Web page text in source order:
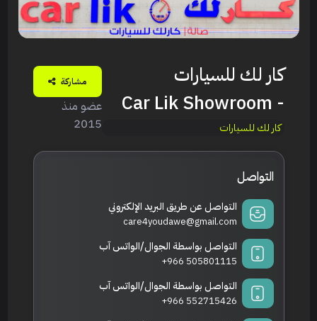
كار لك للسيارات
- Car Lik Showroom
كار لك للسيارات
مشاركة
عضو منذ
2015
التواصل
التواصل عن طريق البريد الإلكتروني
care4youdawe@gmail.com
التواصل بواسطة الجوال/الواتس آب
+966 505801115
التواصل بواسطة الجوال/الواتس آب
+966 552715426